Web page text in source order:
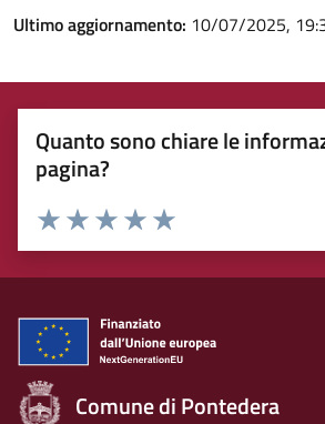
Ultimo aggiornamento: 10/07/2025,
Quanto sono chiare le
pagina?
Rating:
Valuta 5 stelle su 5
Valuta 4 stelle su 5
Valuta 3 stelle su 5
Valuta 2 stelle su 5
Valuta 1 stelle su 5
Comune di Pontedera